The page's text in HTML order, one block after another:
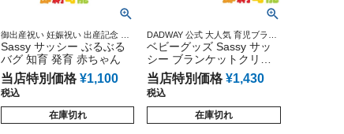
御出産祝い 妊娠祝い 出産記念 ベ
ビーグッズ 赤ちゃん 誕生日 乳児
幼児 新生児 知育 遊具
Sassy サッシー ぶるぶる
バグ 知育 発育 赤ちゃん
当店特別価格 ¥1,100
税込
在庫切れ
DADWAY 公式 大人気 育児ブラン
ド キャラクター 雑貨 グッズ通販
出産記念 小物 ダッドウェイ オン
ライン
ベビーグッズ Sassy サッ
シー ブランケットクリッ
プ ブルー ベビーカー フッ
ク グッズ おもちゃ 男 女
当店特別価格 ¥1,430
税込
在庫切れ